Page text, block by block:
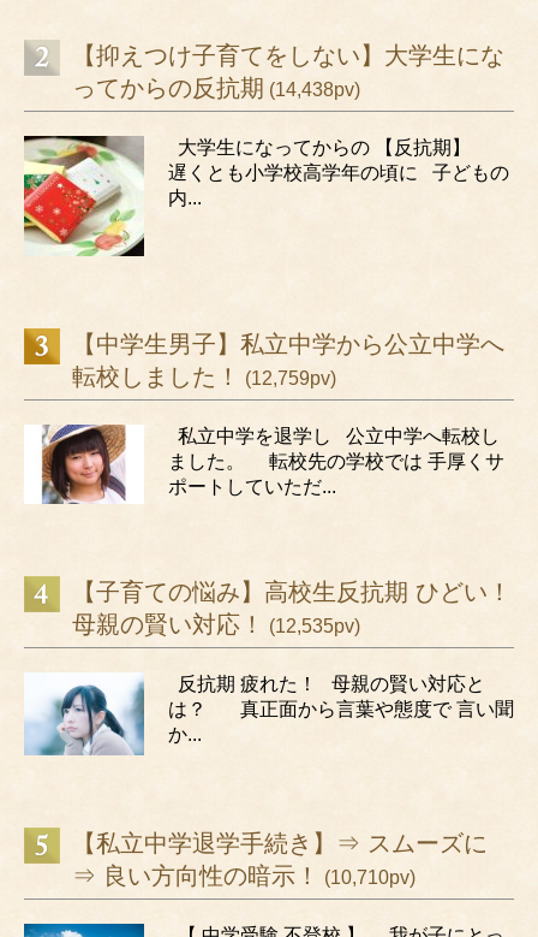
【抑えつけ子育てをしない】大学生にな
ってからの反抗期 (14,438pv)
大学生になってからの 【反抗期】
遅くとも小学校高学年の頃に 子どもの
内...
【中学生男子】私立中学から公立中学へ
転校しました！
(12,759pv)
私立中学を退学し 公立中学へ転校し
ました。 転校先の学校では 手厚くサ
ポートしていただ...
【子育ての悩み】高校生反抗期 ひどい！
母親の賢い対応！
(12,535pv)
反抗期 疲れた！ 母親の賢い対応と
は？ 真正面から言葉や態度で 言い聞
か...
【私立中学退学手続き】⇒ スムーズに
⇒ 良い方向性の暗示！
(10,710pv)